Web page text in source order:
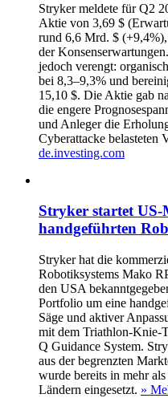
Stryker meldete für Q2
Aktie von 3,69 $
rund 6,6 Mrd. $
der
jedoch verengt:
bei 8,3–9,3% und
15,10 $. Die Aktie gab
die engere
und Anleger die
Cyberattacke belasteten
de.investing.com
Stryker startet
handgeführten
Stryker hat die
Robotiksystems Mako
den USA
Portfolio um eine
Säge und aktiver
mit dem Triathlon-Knie-
Q Guidance System.
aus der begrenzten
wurde bereits in mehr
Ländern eingesetzt. »